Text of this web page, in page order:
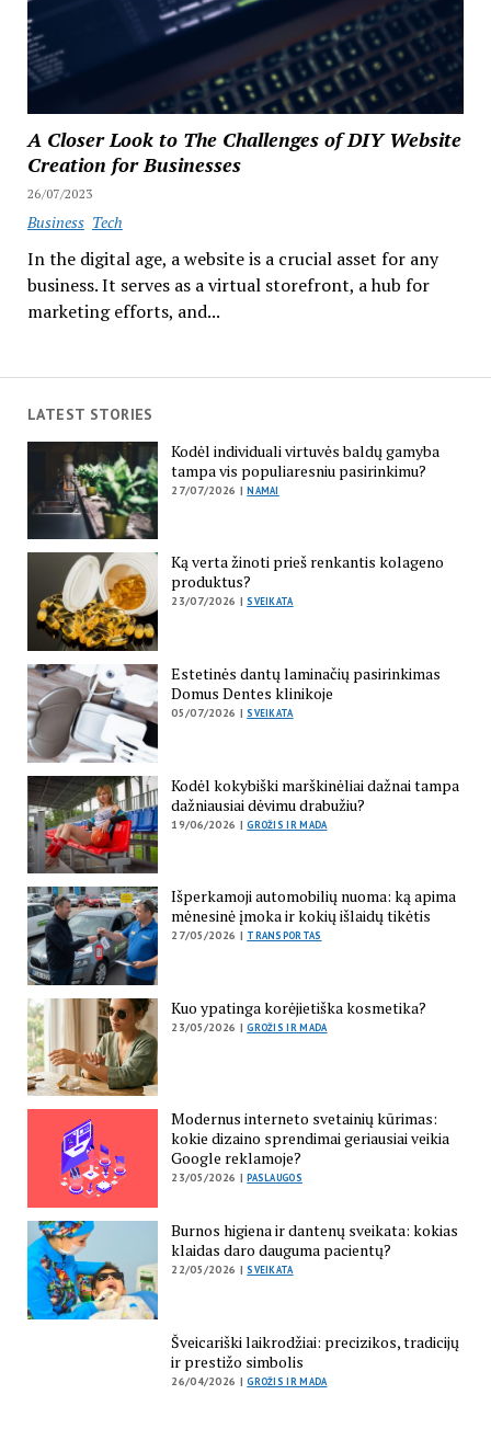
A Closer Look to The Challenges of DIY Website
Creation for Businesses
26/07/2023
Business Tech
In the digital age, a website is a crucial asset for any
business. It serves as a virtual storefront, a hub for
marketing efforts, and...
LATEST STORIES
Kodėl individuali virtuvės baldų gamyba
tampa vis populiaresniu pasirinkimu?
27/07/2026 |NAMAI
Ką verta žinoti prieš renkantis kolageno
produktus?
23/07/2026 |SVEIKATA
Estetinės dantų laminačių pasirinkimas
Domus Dentes klinikoje
05/07/2026 |SVEIKATA
Kodėl kokybiški marškinėliai dažnai tampa
dažniausiai dėvimu drabužiu?
19/06/2026 |GROŽIS IR MADA
Išperkamoji automobilių nuoma: ką apima
mėnesinė įmoka ir kokių išlaidų tikėtis
27/05/2026 | TRANSPORTAS
Kuo ypatinga korėjietiška kosmetika?
23/05/2026 |GROŽIS IR MADA
Modernus interneto svetainių kūrimas:
kokie dizaino sprendimai geriausiai veikia
Google reklamoje?
23/05/2026 |PASLAUGOS
Burnos higiena ir dantenų sveikata: kokias
klaidas daro dauguma pacientų?
22/05/2026 |SVEIKATA
Šveicariški laikrodžiai: precizikos, tradicijų
ir prestižo simbolis
26/04/2026 |GROŽIS IR MADA